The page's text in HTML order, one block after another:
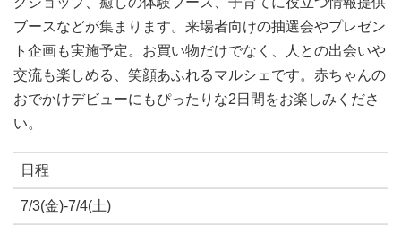
ブースなどが集まります。来場者向けの抽選会やプレゼン
ト企画も実施予定。お買い物だけでなく、人との出会いや
交流も楽しめる、笑顔あふれるマルシェです。赤ちゃんの
おでかけデビューにもぴったりな2 日間をお楽しみくださ
い。
日程
7/3(金)-7/4(土)